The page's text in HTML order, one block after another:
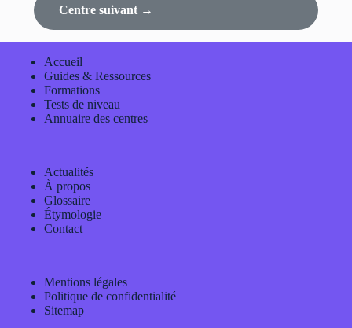
Centre suivant →
Accueil
Guides & Ressources
Formations
Tests de niveau
Annuaire des centres
Actualités
À propos
Glossaire
Étymologie
Contact
Mentions légales
Politique de confidentialité
Sitemap